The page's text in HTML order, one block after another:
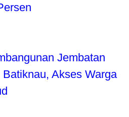
Jembatan
Akses Warga